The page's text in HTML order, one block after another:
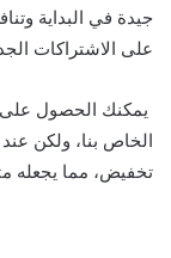
جيدة في البداية
على الاشتراكات
يمكنك الحصول
الخاص بنا، ولكن عند
تخفيض، مما يجعله